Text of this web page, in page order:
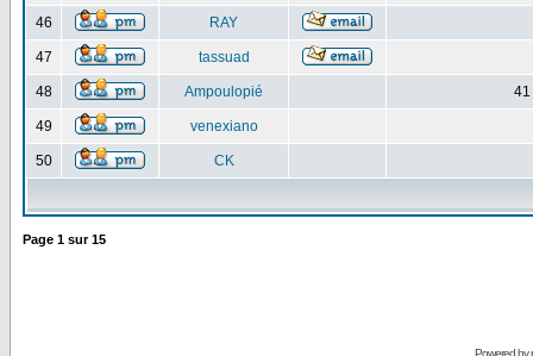
46 RAY
47 tassuad
48 Ampoulopié 41
49 venexiano
50 CK
Page 1 sur15
Powered by